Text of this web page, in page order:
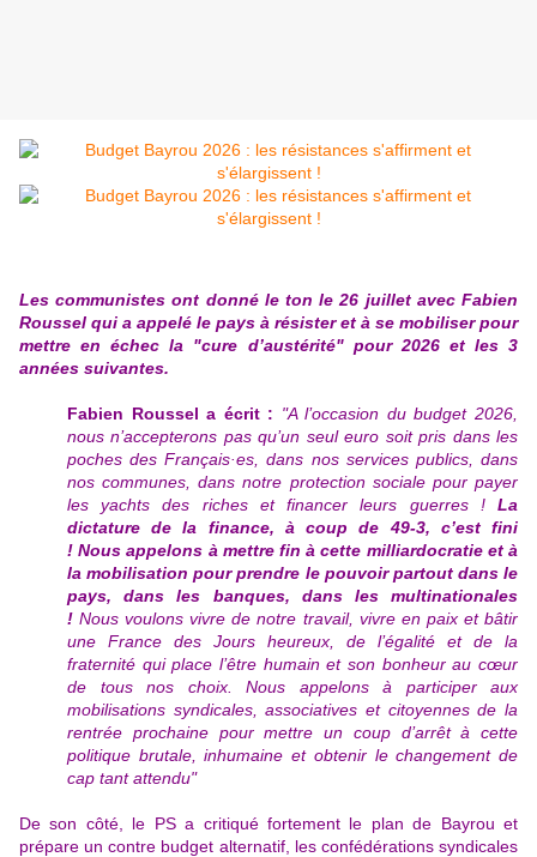
Les communistes ont donné le ton le 26 juillet avec Fabien
Roussel qui a appelé le pays à résister et à se mobiliser pour
mettre en échec la "cure d’austérité" pour 2026 et les 3
années suivantes.
Fabien Roussel a écrit : "A l’occasion du budget 2026,
nous n’accepterons pas qu’un seul euro soit pris dans les
poches des Français·es, dans nos services publics, dans
nos communes, dans notre protection sociale pour payer
les yachts des riches et financer leurs guerres ! La
dictature de la finance, à coup de 49-3, c’est fini
!Nous appelons à mettre fin à cette milliardocratie et à
la mobilisation pour prendre le pouvoir partout dans le
pays, dans les banques, dans les multinationales
!Nous voulons vivre de notre travail, vivre en paix et bâtir
une France des Jours heureux, de l’égalité et de la
fraternité qui place l’être humain et son bonheur au cœur
de tous nos choix. Nous appelons à participer aux
mobilisations syndicales, associatives et citoyennes de la
rentrée prochaine pour mettre un coup d’arrêt à cette
politique brutale, inhumaine et obtenir le changement de
cap tant attendu"
De son côté, le PS a critiqué fortement le plan de Bayrou et
prépare un contre budget alternatif, les confédérations syndicales